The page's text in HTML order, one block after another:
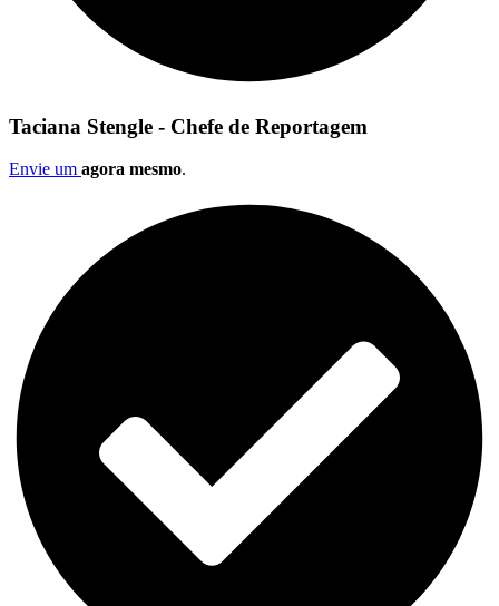
Taciana Stengle - Chefe de Reportagem
Envie um agora mesmo.